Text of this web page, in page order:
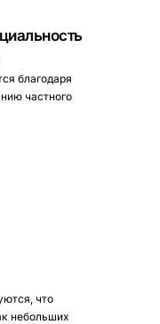
благодаря
частного
что
небольших